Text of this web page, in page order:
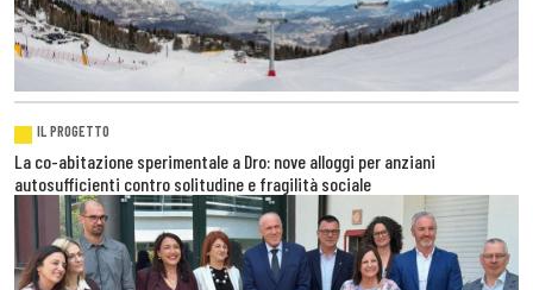
IL PROGETTO
La co-abitazione sperimentale a Dro: nove alloggi per anziani
autosufficienti contro solitudine e fragilità sociale